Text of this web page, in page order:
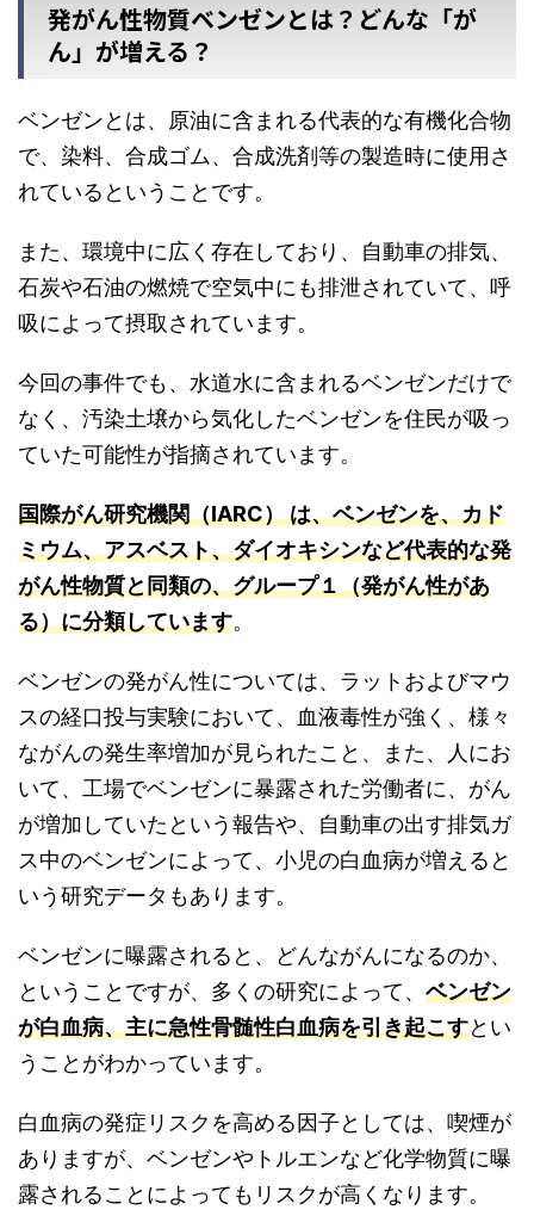
発がん性物質ベンゼンとは？どんな「が
ん」が増える？
ベンゼンとは、原油に含まれる代表的な有機化合物
で、染料、合成ゴム、合成洗剤等の製造時に使用さ
れているということです。
また、環境中に広く存在しており、自動車の排気、
石炭や石油の燃焼で空気中にも排泄されていて、呼
吸によって摂取されています。
今回の事件でも、水道水に含まれるベンゼンだけで
なく、汚染土壌から気化したベンゼンを住民が吸っ
ていた可能性が指摘されています。
国際がん研究機関（IARC） は、ベンゼンを、カド
ミウム、アスベスト、ダイオキシンなど代表的な発
がん性物質と同類の、グループ１（発がん性があ
る）に分類しています。
ベンゼンの発がん性については、ラットおよびマウ
スの経口投与実験において、血液毒性が強く、様々
ながんの発生率増加が見られたこと、また、人にお
いて、工場でベンゼンに暴露された労働者に、がん
が増加していたという報告や、自動車の出す排気ガ
ス中のベンゼンによって、小児の白血病が増えると
いう研究データもあります。
ベンゼンに曝露されると、どんながんになるのか、
ということですが、多くの研究によって、 ベンゼン
が白血病、主に急性骨髄性白血病を引き起こすとい
うことがわかっています。
白血病の発症リスクを高める因子としては、喫煙が
ありますが、ベンゼンやトルエンなど化学物質に曝
露されることによってもリスクが高くなります。